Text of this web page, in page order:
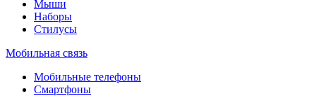
Мыши
Наборы
Стилусы
Мобильная связь
Мобильные телефоны
Смартфоны